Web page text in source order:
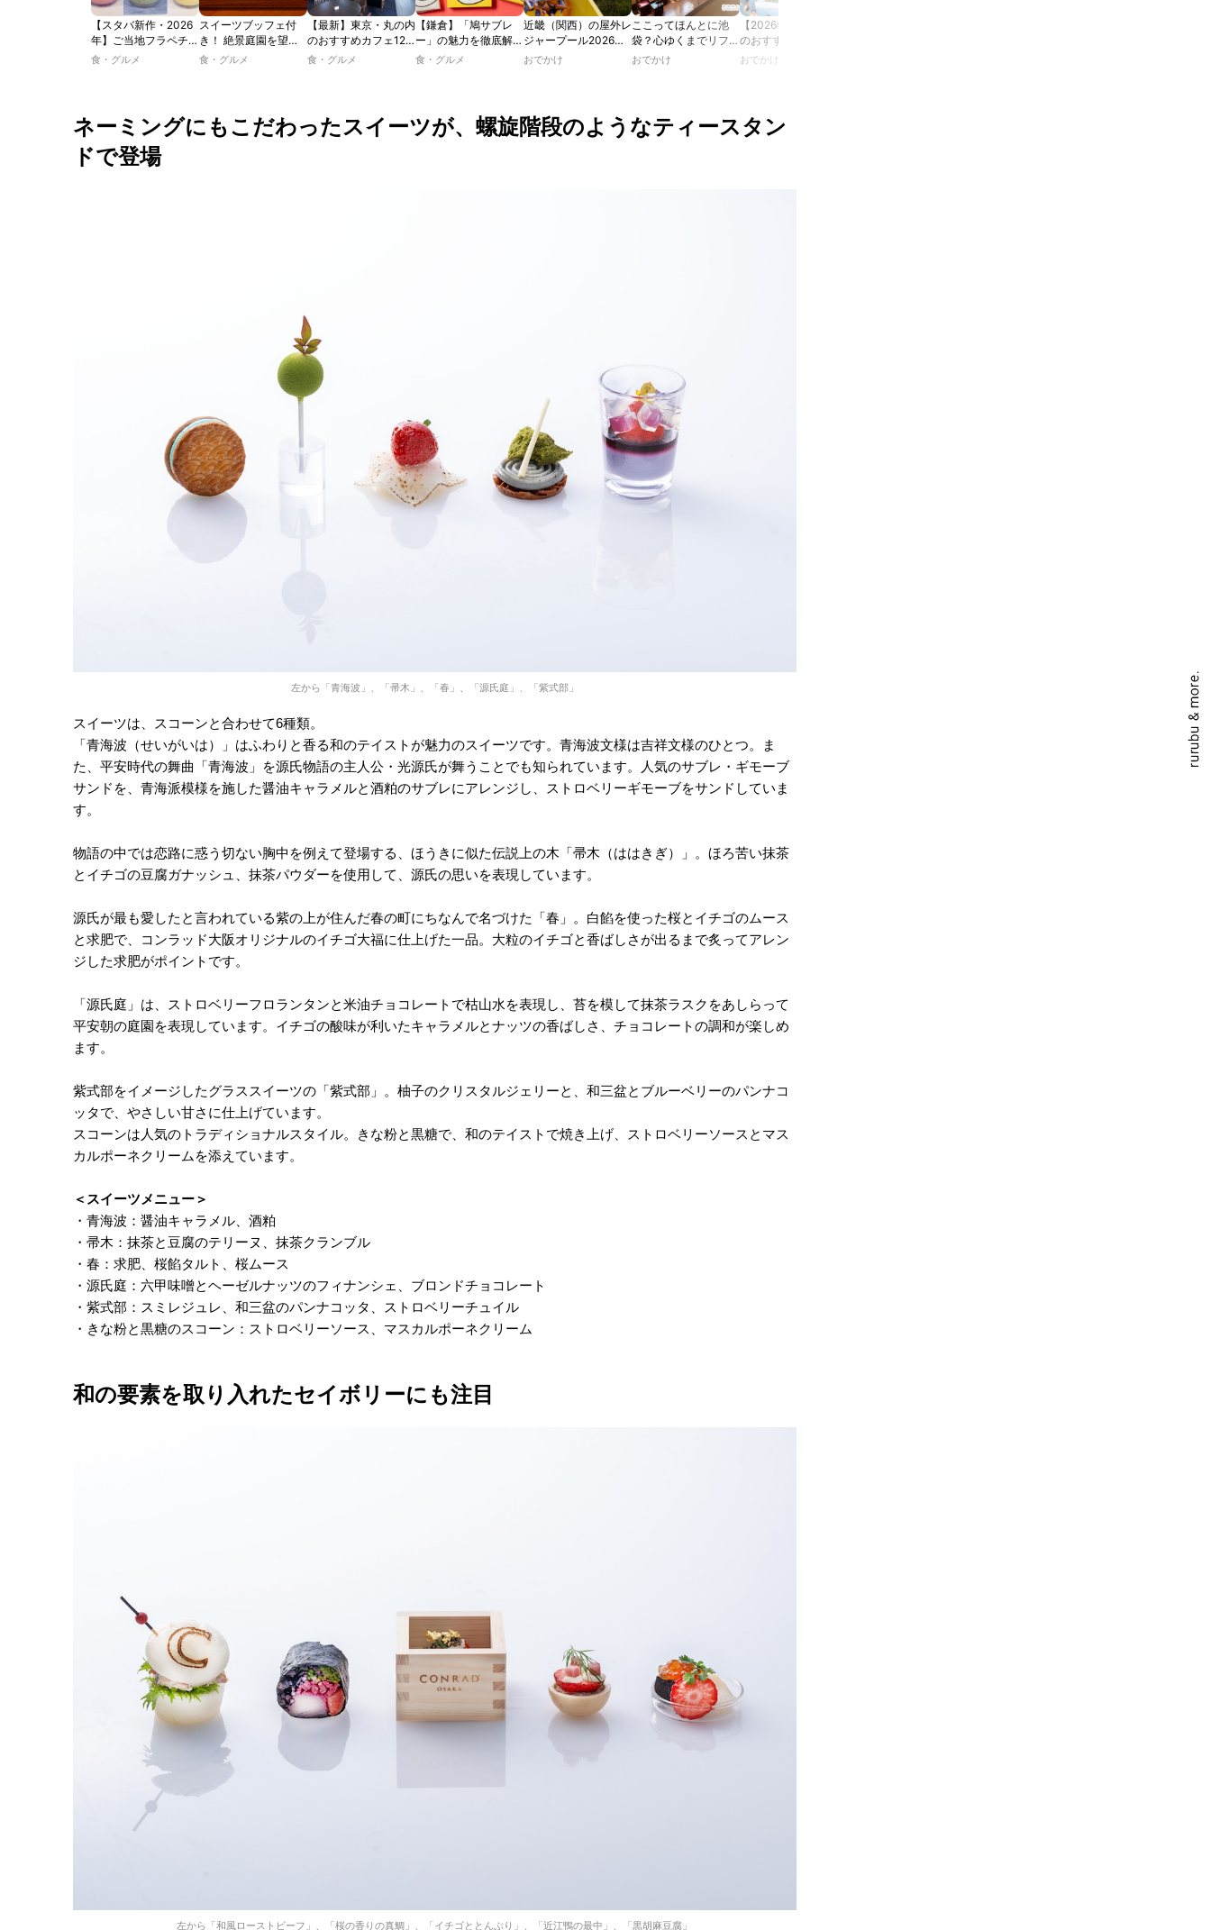
【スタバ新作・2026
年】ご当地フラペチー
ノが新登場！ 地域と
PROGRAM」が青
森・群馬・沖縄で始
動。6種類を飲んで実
食レポート
食・グルメ
スイーツブッフェ付
き！ 絶景庭園を望む
ホテルレストランで味
食・グルメ
【最新】東京・丸の内
のおすすめカフェ12
選｜ひとりでゆったり
ルラウンジまで！
食・グルメ
【鎌倉】「鳩サブレ
ー」の魅力を徹底解
説！ 定番商品から限
食・グルメ
近畿（関西）の屋外レ
ジャープール2026！
ウォータースライダー
おでかけ
ここってほんとに池
袋？心ゆくまでリフレ
ッシュできる池袋・街
おでかけ
【2026年最新】関東
のおすすめの屋内プー
ル人気10選
おでかけ
ネーミングにもこだわったスイーツが、螺旋階段のようなティースタン
ドで登場
左から「青海波」、「帚木」、「春」、「源氏庭」、「紫式部」
スイーツは、スコーンと合わせて6種類。
「青海波（せいがいは）」はふわりと香る和のテイストが魅力のスイーツです。青海波文様は吉祥文様のひとつ。ま
た、平安時代の舞曲「青海波」を源氏物語の主人公・光源氏が舞うことでも知られています。人気のサブレ・ギモーブ
サンドを、青海派模様を施した醤油キャラメルと酒粕のサブレにアレンジし、ストロベリーギモーブをサンドしていま
す。
物語の中では恋路に惑う切ない胸中を例えて登場する、ほうきに似た伝説上の木「帚木（ははきぎ）」。ほろ苦い抹茶
とイチゴの豆腐ガナッシュ、抹茶パウダーを使用して、源氏の思いを表現しています。
源氏が最も愛したと言われている紫の上が住んだ春の町にちなんで名づけた「春」。白餡を使った桜とイチゴのムース
と求肥で、コンラッド大阪オリジナルのイチゴ大福に仕上げた一品。大粒のイチゴと香ばしさが出るまで炙ってアレン
ジした求肥がポイントです。
「源氏庭」は、ストロベリーフロランタンと米油チョコレートで枯山水を表現し、苔を模して抹茶ラスクをあしらって
平安朝の庭園を表現しています。イチゴの酸味が利いたキャラメルとナッツの香ばしさ、チョコレートの調和が楽しめ
ます。
紫式部をイメージしたグラススイーツの「紫式部」。柚子のクリスタルジェリーと、和三盆とブルーベリーのパンナコ
ッタで、やさしい甘さに仕上げています。
スコーンは人気のトラディショナルスタイル。きな粉と黒糖で、和のテイストで焼き上げ、ストロベリーソースとマス
カルポーネクリームを添えています。
＜スイーツメニュー＞
・青海波：醤油キャラメル、酒粕
・帚木：抹茶と豆腐のテリーヌ、抹茶クランブル
・春：求肥、桜餡タルト、桜ムース
・源氏庭：六甲味噌とヘーゼルナッツのフィナンシェ、ブロンドチョコレート
・紫式部：スミレジュレ、和三盆のパンナコッタ、ストロベリーチュイル
・きな粉と黒糖のスコーン：ストロベリーソース、マスカルポーネクリーム
和の要素を取り入れたセイボリーにも注目
左から「和風ローストビーフ」、「桜の香りの真鯛」、「イチゴととんぶり」、「近江鴨の最中」、「黒胡麻豆腐」